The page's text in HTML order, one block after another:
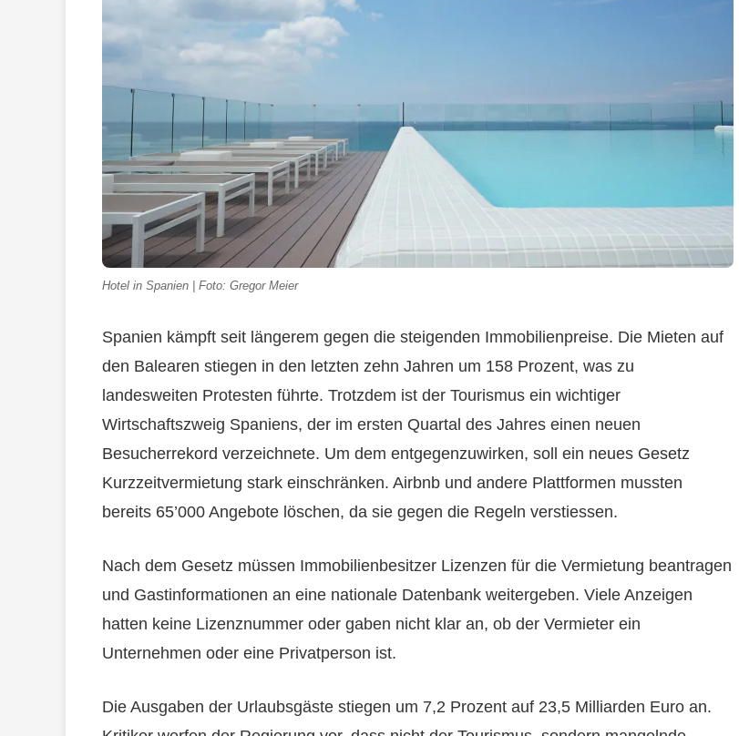
Hotel in Spanien | Foto: Gregor Meier
Spanien kämpft seit längerem gegen die steigenden Immobilienpreise. Die Mieten auf
den Balearen stiegen in den letzten zehn Jahren um 158 Prozent, was zu
landesweiten Protesten führte. Trotzdem ist der Tourismus ein wichtiger
Wirtschaftszweig Spaniens, der im ersten Quartal des Jahres einen neuen
Besucherrekord verzeichnete. Um dem entgegenzuwirken, soll ein neues Gesetz
Kurzzeitvermietung stark einschränken. Airbnb und andere Plattformen mussten
bereits 65’000 Angebote löschen, da sie gegen die Regeln verstiessen.
Nach dem Gesetz müssen Immobilienbesitzer Lizenzen für die Vermietung beantragen
und Gastinformationen an eine nationale Datenbank weitergeben. Viele Anzeigen
hatten keine Lizenznummer oder gaben nicht klar an, ob der Vermieter ein
Unternehmen oder eine Privatperson ist.
Die Ausgaben der Urlaubsgäste stiegen um 7,2 Prozent auf 23,5 Milliarden Euro an.